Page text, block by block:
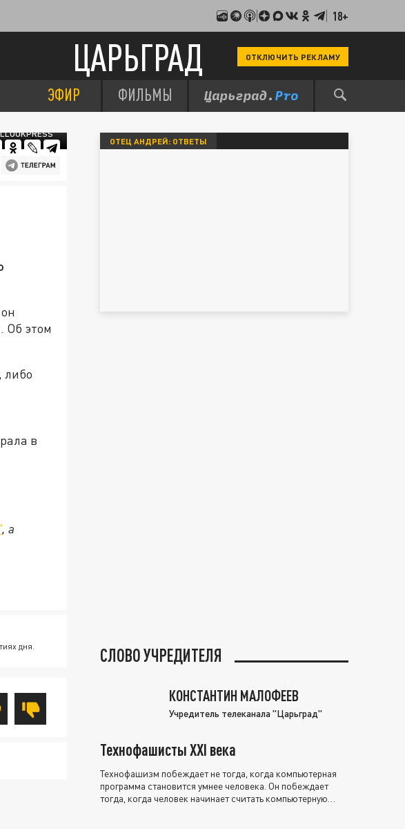
18+
ЦАРЬГРАД ОТКЛЮЧИТЬ РЕКЛАМУ
ЭФИР ФИЛЬМЫ
Об этом
либо
в
, а
дня.
ОТЕЦ АНДРЕЙ: ОТВЕТЫ
СЛОВО УЧРЕДИТЕЛЯ
КОНСТАНТИН МАЛОФЕЕВ
Учредитель телеканала "Царьград"
Технофашисты XXI века
Технофашизм побеждает не тогда, когда компьютерная
программа становится умнее человека. Он побеждает
тогда, когда человек начинает считать компьютерную